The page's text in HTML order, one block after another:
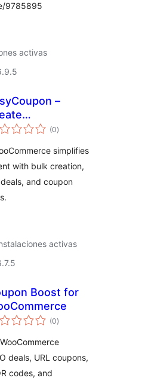
9785895
activas
–
Auto Apply
URL
(0total
de
)
simplifies
with bulk creation,
and coupon
activas
Boost for
(0total
de
)
deals, URL coupons,
codes, and